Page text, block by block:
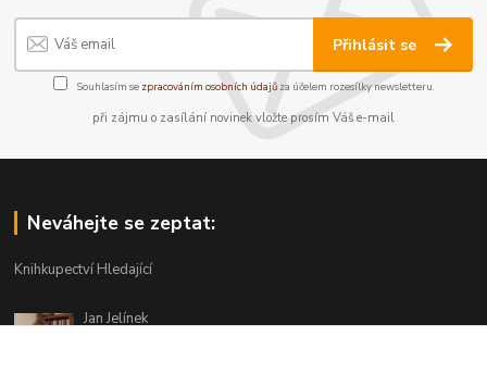
Přihlásit se
Souhlasím se zpracováním osobních údajůza účelem rozesílky newsletteru.
při zájmu o zasílání novinek vložte prosím Váš e-mail
Neváhejte se zeptat:
Knihkupectví Hledající
Jan Jelínek